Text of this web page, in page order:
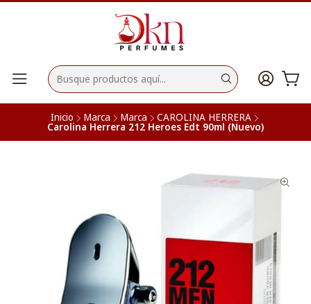
Inicio Marca Marca CAROLINA HERRERA
Carolina Herrera 212 Heroes Edt 90ml (Nuevo)